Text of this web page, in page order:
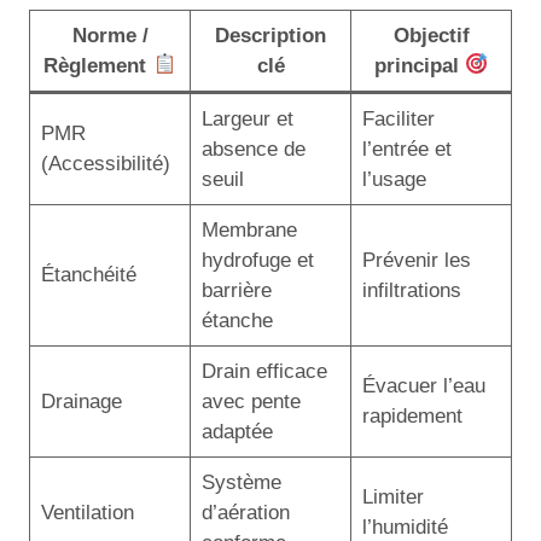
Norme /
Règlement
Description
clé
Objectif
principal
PMR
(Accessibilité)
Largeur et
absence de
seuil
Faciliter
l’entrée et
l’usage
Étanchéité
Membrane
hydrofuge et
barrière
étanche
Prévenir les
infiltrations
Drainage
Drain efficace
avec pente
adaptée
Évacuer l’eau
rapidement
Ventilation
Système
d’aération
Limiter
l’humidité